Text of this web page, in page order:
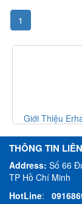
1
Giới Thiệu
THÔNG TIN
Address:Số 66
TP Hồ Chí Minh
HotLine: